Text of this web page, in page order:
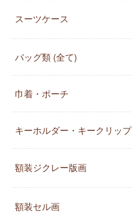
スーツケース
バッグ類 (全て)
巾着・ポーチ
キーホルダー・キークリップ
額装ジクレー版画
額装セル画